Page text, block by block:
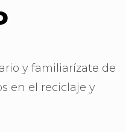
y familiarízate de
en el reciclaje y